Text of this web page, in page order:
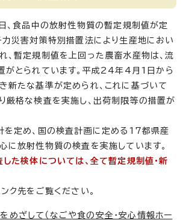
食品中の放射性物質の暫定規制値が定
力災害対策特別措置法により生産地におい
、暫定規制値を上回った農畜水産物は、流
がとられています。平成24年4月1日から
新たな基準が定められ、これに基づいて
厳格な検査を実施し、出荷制限等の措置が
を定め、国の検査計画に定める17都県産
に放射性物質の検査を実施しています。
した検体については、全て暫定規制値・新
ク先をご覧ください。
めざして（なごや食の安全・安心情報ホー